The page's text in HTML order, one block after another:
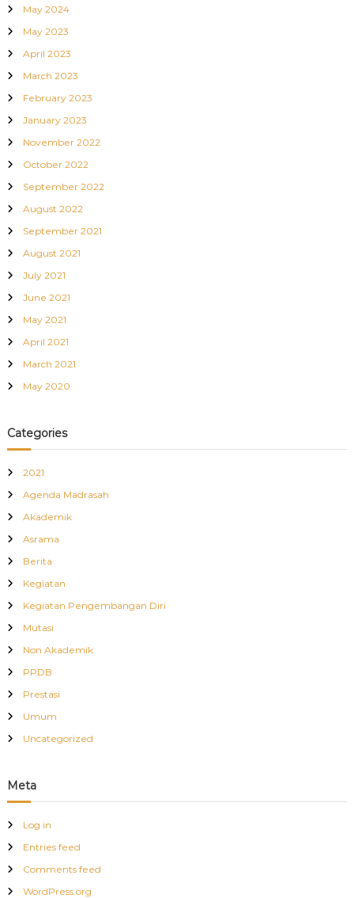
n
May 2024
May 2023
April 2023
March 2023
February 2023
January 2023
November 2022
October 2022
September 2022
August 2022
September 2021
August 2021
July 2021
June 2021
May 2021
April 2021
March 2021
May 2020
Categories
2021
Agenda Madrasah
Akademik
Asrama
Berita
Kegiatan
Kegiatan Pengembangan Diri
Mutasi
Non Akademik
PPDB
Prestasi
Umum
Uncategorized
Meta
Log in
Entries feed
Comments feed
WordPress.org